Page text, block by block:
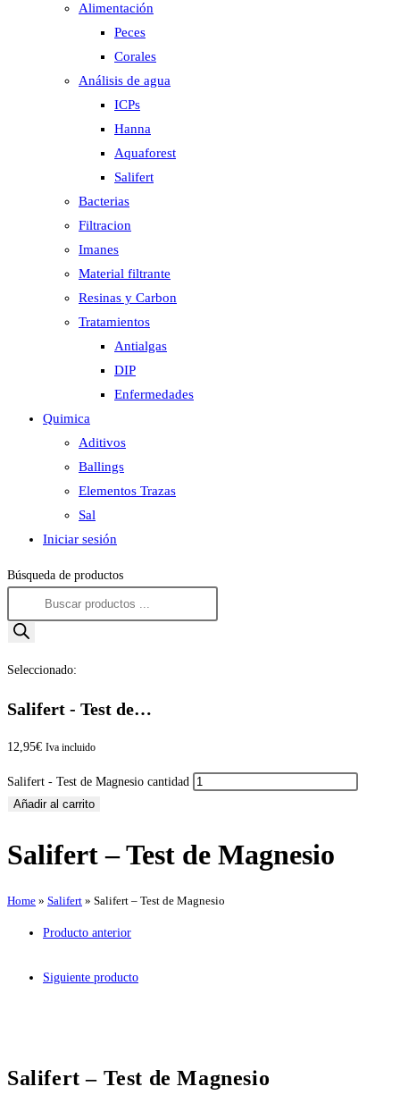
Alimentación
Peces
Corales
Análisis de agua
ICPs
Hanna
Aquaforest
Salifert
Bacterias
Filtracion
Imanes
Material filtrante
Resinas y Carbon
Tratamientos
Antialgas
DIP
Enfermedades
Quimica
Aditivos
Ballings
Elementos Trazas
Sal
Iniciar sesión
Búsqueda de productos
Seleccionado:
Salifert - Test de…
12,95€ Iva incluido
Salifert - Test de Magnesio cantidad
Añadir al carrito
Salifert – Test de Magnesio
Home » Salifert » Salifert – Test de Magnesio
Producto anterior
Siguiente producto
Salifert – Test de Magnesio